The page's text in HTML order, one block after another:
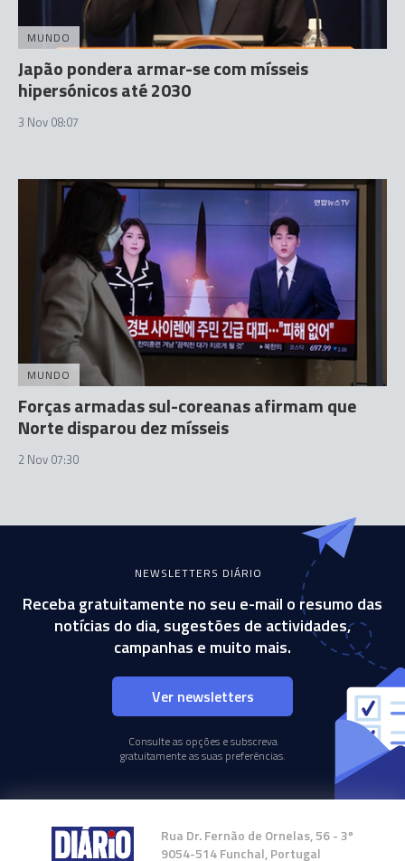
MUNDO
Japão pondera armar-se com mísseis
hipersónicos até 2030
3 Nov 08:07
MUNDO
Forças armadas sul-coreanas afirmam que
Norte disparou dez mísseis
2 Nov 07:30
NEWSLETTERS DIÁRIO
Receba gratuitamente no seu e-mail o resumo das
notícias do dia, sugestões de actividades,
campanhas e muito mais.
Ver newsletters
Consulte as opções e subscreva
gratuitamente as suas preferências.
Rua Dr. Fernão de Ornelas, 56 - 3º
9054-514 Funchal, Portugal